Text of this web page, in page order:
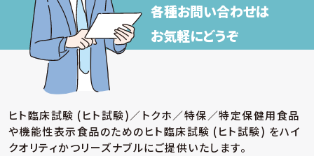
各種お問い合わせは
お気軽にどうぞ
ヒト臨床試験 (ヒト試験)／トクホ／特保／特定保健用食品
や機能性表示食品のためのヒト臨床試験 (ヒト試験) をハイ
クオリティかつリーズナブルにご提供いたします。